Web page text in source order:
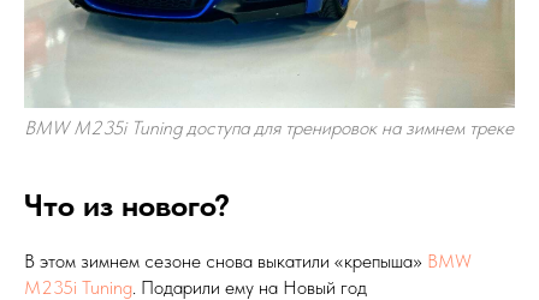
BMW M235i Tuning доступа для тренировок на зимнем треке
Что из нового?
В этом зимнем сезоне снова выкатили «крепыша» BMW
M235i Tuning . Подарили ему на Новый год